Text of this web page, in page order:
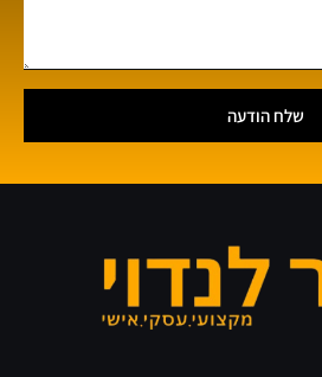
שלח הודעה